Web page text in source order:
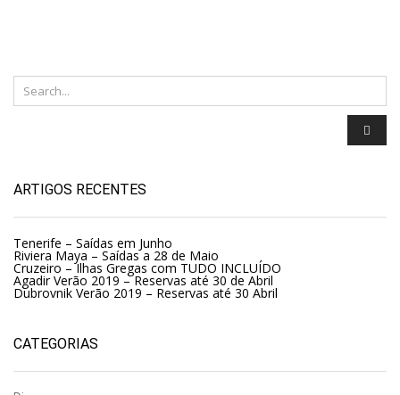
ARTIGOS RECENTES
Tenerife – Saídas em Junho
Riviera Maya – Saídas a 28 de Maio
Cruzeiro – Ilhas Gregas com TUDO INCLUÍDO
Agadir Verão 2019 – Reservas até 30 de Abril
Dubrovnik Verão 2019 – Reservas até 30 Abril
CATEGORIAS